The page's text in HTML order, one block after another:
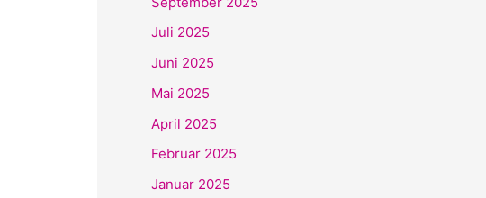
Juli 2025
Juni 2025
Mai 2025
April 2025
Februar 2025
Januar 2025